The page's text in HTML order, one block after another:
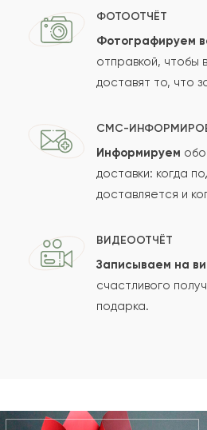
ФОТООТЧЁТ
Фотографируем
отправкой, чтобы
доставят то, что
СМС-
Информируем
доставки: когда
доставляется и
ВИДЕООТЧЁТ
Записываем на
счастливого
подарка.